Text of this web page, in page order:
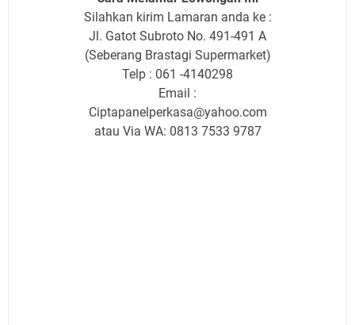
Silahkan kirim Lamaran anda ke :
Jl. Gatot Subroto No. 491-491 A
(Seberang Brastagi Supermarket)
Telp : 061 -4140298
Email :
Ciptapanelperkasa@yahoo.com
atau Via WA: 0813 7533 9787